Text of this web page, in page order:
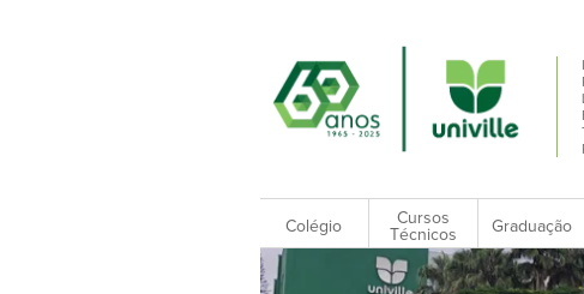
Colégio
Cursos
Técnicos
Graduação